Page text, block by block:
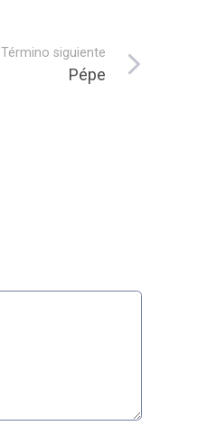
Término siguiente
Pépe